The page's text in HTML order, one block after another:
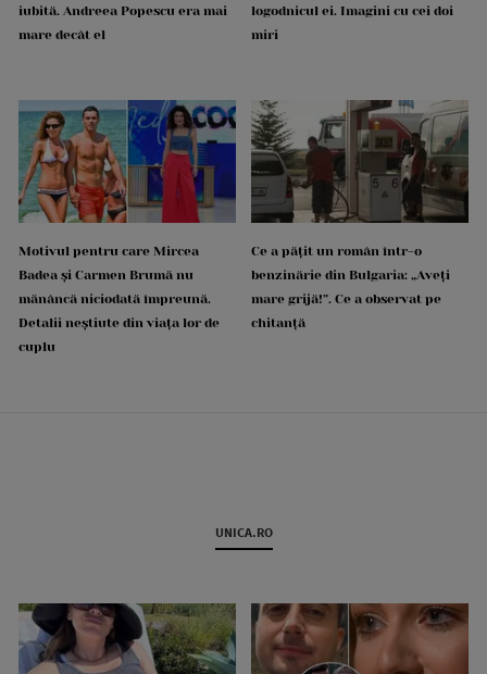
iubită. Andreea Popescu era mai
mare decât el
logodnicul ei. Imagini cu cei doi
miri
Motivul pentru care Mircea
Badea și Carmen Brumă nu
mănâncă niciodată împreună.
Detalii neștiute din viața lor de
cuplu
Ce a pățit un român într-o
benzinărie din Bulgaria: „Aveți
mare grijă!”. Ce a observat pe
chitanță
UNICA.RO